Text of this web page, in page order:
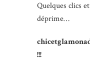
Quelques clics
déprime…
!!!